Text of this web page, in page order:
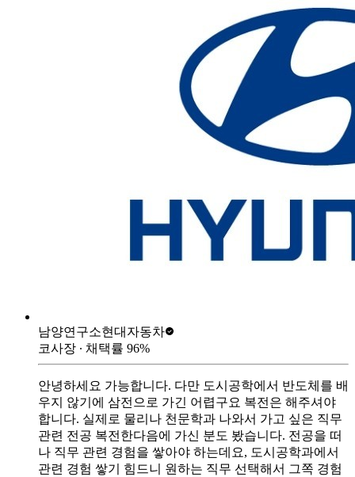
남양연구소현대자동차
코사장 ∙ 채택률 96%
안녕하세요 가능합니다. 다만 도시공학에서 반도체를 배
우지 않기에 삼전으로 가긴 어렵구요 복전은 해주셔야
합니다. 실제로 물리나 천문학과 나와서 가고 싶은 직무
관련 전공 복전한다음에 가신 분도 봤습니다. 전공을 떠
나 직무 관련 경험을 쌓아야 하는데요, 도시공학과에서
관련 경험 쌓기 힘드니 원하는 직무 선택해서 그쪽 경험